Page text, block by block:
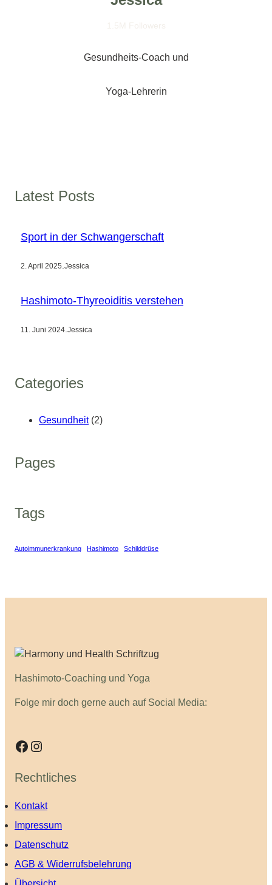
Gesundheits-Coach und
Yoga-Lehrerin
Latest Posts
Sport in der Schwangerschaft
2. April 2025 Jessica
Hashimoto-Thyreoiditis verstehen
11. Juni 2024.Jessica
Categories
Gesundheit(2)
Pages
Tags
Autoimmunerkrankung Hashimoto Schilddrüse
Hashimoto-Coaching und Yoga
Folge mir doch gerne auch auf Social Media:
Facebook Instagram
Rechtliches
Kontakt
Impressum
Datenschutz
AGB & Widerrufsbelehrung